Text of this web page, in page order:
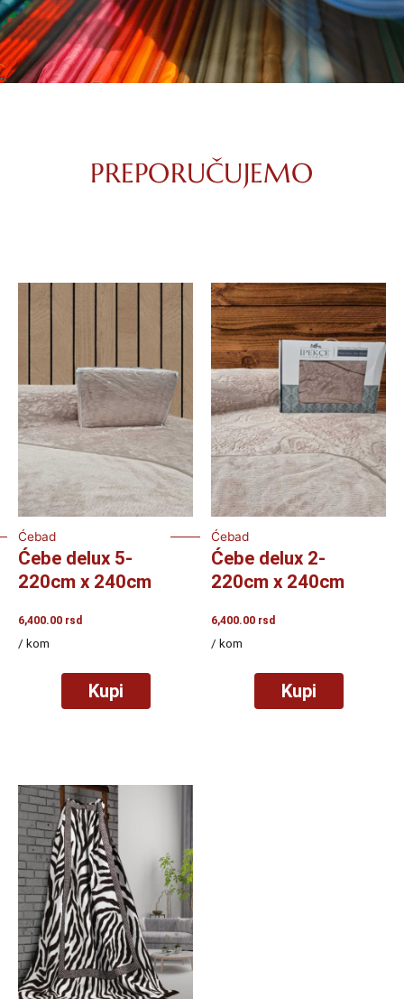
PREPORUČUJEMO
Ćebad
Ćebe delux 5-
220cm x 240cm
6,400.00 rsd
/ kom
Kupi
Ćebad
Ćebe delux 2-
220cm x 240cm
6,400.00 rsd
/ kom
Kupi